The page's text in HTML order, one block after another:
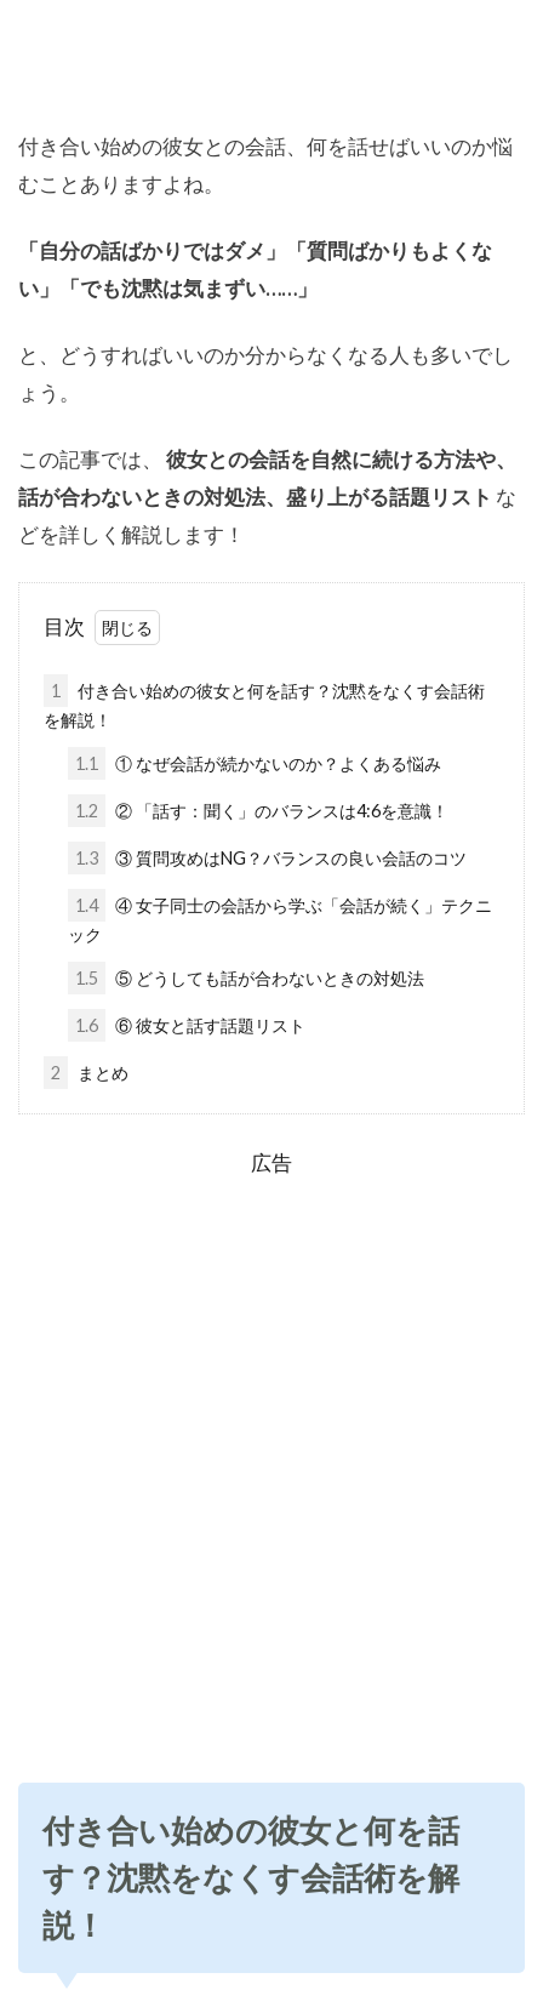
付き合い始めの彼女との会話、何を話せばいいのか悩
むことありますよね。
「自分の話ばかりではダメ」「質問ばかりもよくな
い」「でも沈黙は気まずい……」
と、どうすればいいのか分からなくなる人も多いでし
ょう。
この記事では、 彼女との会話を自然に続ける方法や、
話が合わないときの対処法、盛り上がる話題リスト な
どを詳しく解説します！
目次
1
付き合い始めの彼女と何を話す？沈黙をなくす会話術
を解説！
1.1 ① なぜ会話が続かないのか？よくある悩み
1.2 ② 「話す：聞く」のバランスは4:6を意識！
1.3 ③ 質問攻めはNG？バランスの良い会話のコツ
1.4
④ 女子同士の会話から学ぶ「会話が続く」テクニ
ック
1.5 ⑤ どうしても話が合わないときの対処法
1.6 ⑥ 彼女と話す話題リスト
2 まとめ
広告
付き合い始めの彼女と何を話
す？沈黙をなくす会話術を解
説！